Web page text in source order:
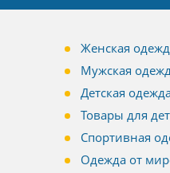
Женская
Мужская
Детская
Товары для
Спортивная
Одежда от